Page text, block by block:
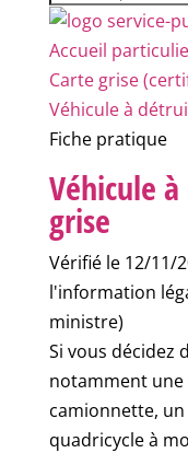
Accueil
Carte grise
Véhicule à
Fiche pratique
Véhicule
grise
Vérifié le 12/11/
l'information
ministre)
Si vous décidez
notamment
camionnette,
quadricycle à